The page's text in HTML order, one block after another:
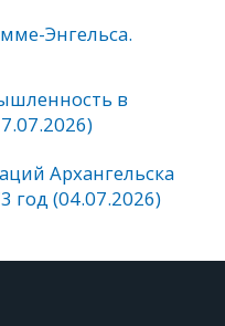
Энгельса.
в
Архангельска
год (04.07.2026)